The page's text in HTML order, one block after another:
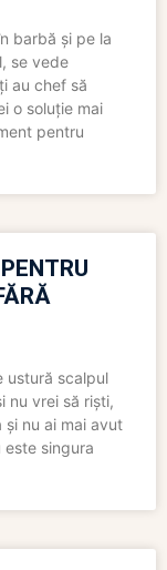
barbă și pe la
se vede
au chef să
o soluție mai
pentru
ustură scalpul
nu vrei să riști,
și nu ai mai avut
singura